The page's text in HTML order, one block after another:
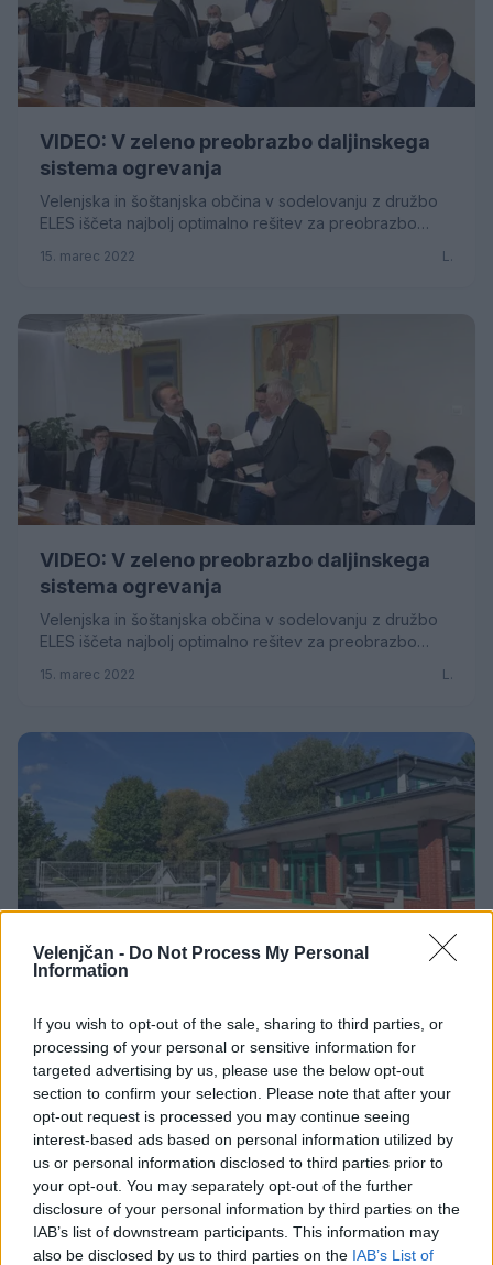
Velenjčan - Do Not Process My Personal
Information
If you wish to opt-out of the sale, sharing to third parties, or
processing of your personal or sensitive information for
targeted advertising by us, please use the below opt-out
section to confirm your selection. Please note that after your
opt-out request is processed you may continue seeing
interest-based ads based on personal information utilized by
us or personal information disclosed to third parties prior to
your opt-out. You may separately opt-out of the further
disclosure of your personal information by third parties on the
IAB’s list of downstream participants. This information may
also be disclosed by us to third parties on the IAB’s List of
VIDEO: V zeleno preobrazbo daljinskega
sistema ogrevanja
Velenjska in šoštanjska občina v sodelovanju z družbo
ELES iščeta najbolj optimalno rešitev za preobrazbo
15. marec 2022 L.
VIDEO: V zeleno preobrazbo daljinskega
sistema ogrevanja
Velenjska in šoštanjska občina v sodelovanju z družbo
ELES iščeta najbolj optimalno rešitev za preobrazbo
15. marec 2022 L.
Občina toži Premogovnik Velenje zaradi
Premogovnik Velenje je minuli mesec ponovno objavil
javni razpis za prodajo kampa z javnim zbiranjem
ponudb (za precej višjo ceno kot lani jeseni), kl...
11. marec 2022 L.